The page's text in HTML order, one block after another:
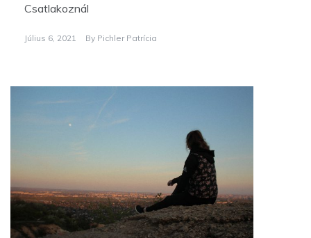
Csatlakoznál
Július 6, 2021 By Pichler Patrícia